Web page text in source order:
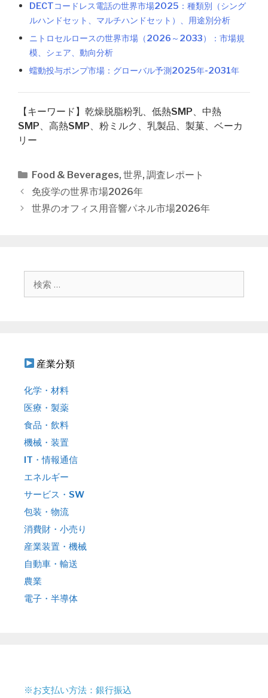
DECTコードレス電話の世界市場2025：種類別（シング
ルハンドセット、マルチハンドセット）、用途別分析
ニトロセルロースの世界市場（2026～2033）：市場規
模、シェア、動向分析
蠕動投与ポンプ市場：グローバル予測2025年-2031年
【キーワード】乾燥脱脂粉乳、低熱SMP、中熱
SMP、高熱SMP、粉ミルク、乳製品、製菓、ベーカ
リー
カ
テ
ゴ
Food & Beverages, 世界, 調査レポート
投
稿
免疫学の世界市場2026年
世界のオフィス用音響パネル市場2026年
産業分類
化学・材料
医療・製薬
食品・飲料
機械・装置
IT・情報通信
エネルギー
サービス・SW
包装・物流
消費財・小売り
産業装置・機械
自動車・輸送
農業
電子・半導体
※お支払い方法：銀行振込